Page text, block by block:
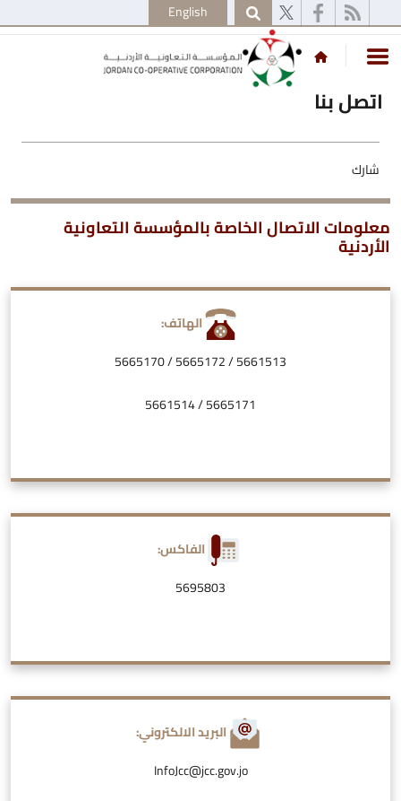
English
اتصل بنا
شارك
معلومات الاتصال الخاصة بالمؤسسة التعاونية
الأردنية
الهاتف:
5661513
/
5665172
/
5665170
5665171
/
5661514
الفاكس:
5695803
البريد الالكتروني:
InfoJcc@jcc.gov.jo